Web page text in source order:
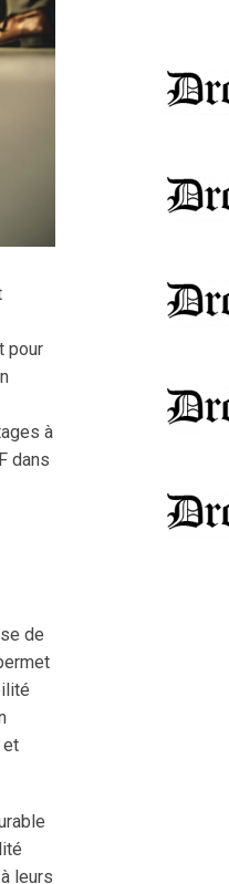
pour
à
dans
de
et
leurs